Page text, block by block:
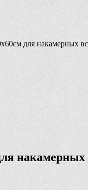
для накамерных